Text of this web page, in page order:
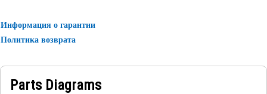
Информация о гарантии
Политика возврата
Parts Diagrams